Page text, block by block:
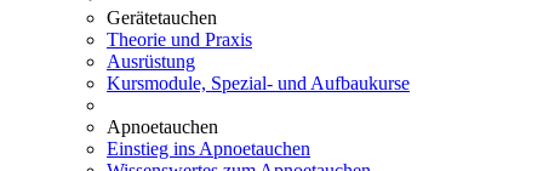
Gerätetauchen
Theorie und Praxis
Ausrüstung
Kursmodule, Spezial- und Aufbaukurse
Apnoetauchen
Einstieg ins Apnoetauchen